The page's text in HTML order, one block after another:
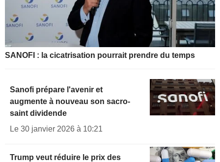
SANOFI : la cicatrisation pourrait prendre du temps
Sanofi prépare l'avenir et
augmente à nouveau son sacro-
saint dividende
Le 30 janvier 2026 à 10:21
Trump veut réduire le prix des